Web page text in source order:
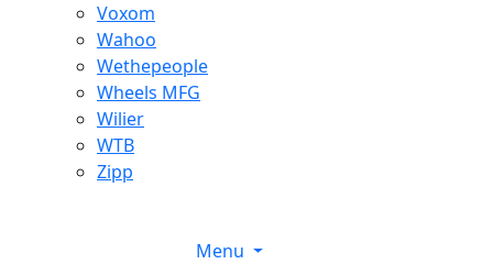
Voxom
Wahoo
Wethepeople
Wheels MFG
Wilier
WTB
Zipp
Menu